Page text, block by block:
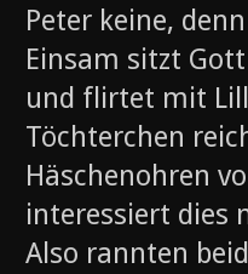
Peter keine,
Einsam sitzt
und flirtet mit
Töchterchen
Häschenohren
interessiert dies
Also rannten